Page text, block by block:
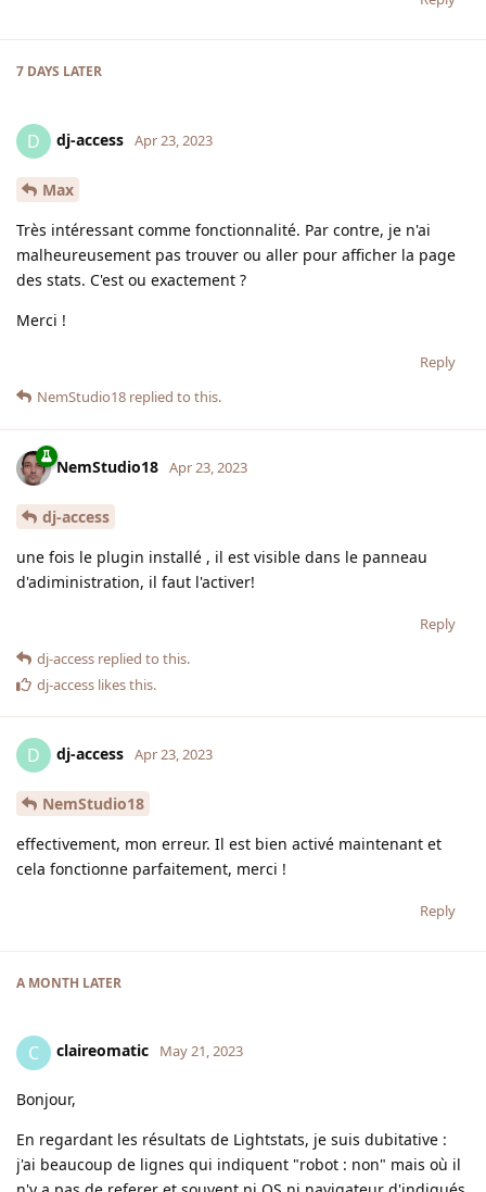
7 DAYS LATER
D dj-access Apr 23, 2023
Max
Très intéressant comme fonctionnalité. Par contre, je n'ai
malheureusement pas trouver ou aller pour afficher la page
des stats. C'est ou exactement ?
Merci !
Reply
NemStudio18 replied to this.
NemStudio18 Apr 23, 2023
dj-access
une fois le plugin installé , il est visible dans le panneau
d'adiministration, il faut l'activer!
Reply
dj-access replied to this.
dj-access likes this.
D dj-access Apr 23, 2023
NemStudio18
effectivement, mon erreur. Il est bien activé maintenant et
cela fonctionne parfaitement, merci !
Reply
A MONTH LATER
C claireomatic May 21, 2023
Bonjour,
En regardant les résultats de Lightstats, je suis dubitative :
j'ai beaucoup de lignes qui indiquent "robot : non" mais où il